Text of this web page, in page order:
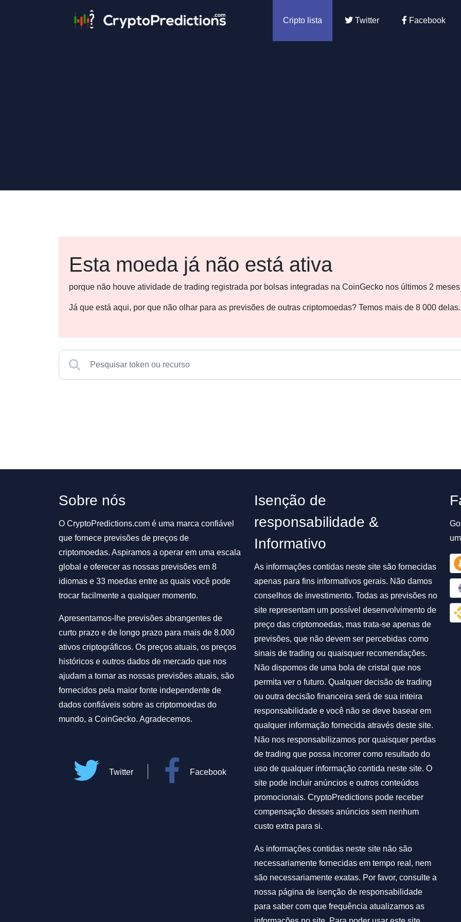
Cripto lista Twitter Facebook
Esta moeda já não está ativa
porque não houve atividade de trading registrada por bolsas integradas na CoinGecko nos últimos 2 meses
Já que está aqui, por que não olhar para as previsões de outras criptomoedas? Temos mais de 8 000 delas.
Sobre nós
O CryptoPredictions.com é uma marca confiável
que fornece previsões de preços de
criptomoedas. Aspiramos a operar em uma escala
global e oferecer as nossas previsões em 8
idiomas e 33 moedas entre as quais você pode
trocar facilmente a qualquer momento.
Apresentamos-lhe previsões abrangentes de
curto prazo e de longo prazo para mais de 8.000
ativos criptográficos. Os preços atuais, os preços
históricos e outros dados de mercado que nos
ajudam a tornar as nossas previsões atuais, são
fornecidos pela maior fonte independente de
dados confiáveis sobre as criptomoedas do
mundo, a CoinGecko. Agradecemos.
Twitter Facebook
Isenção de
responsabilidade &
Informativo
As informações contidas neste site são fornecidas
apenas para fins informativos gerais. Não damos
conselhos de investimento. Todas as previsões no
site representam um possível desenvolvimento de
preço das criptomoedas, mas trata-se apenas de
previsões, que não devem ser percebidas como
sinais de trading ou quaisquer recomendações.
Não dispomos de uma bola de cristal que nos
permita ver o futuro. Qualquer decisão de trading
ou outra decisão financeira será de sua inteira
responsabilidade e você não se deve basear em
qualquer informação fornecida através deste site.
Não nos responsabilizamos por quaisquer perdas
de trading que possa incorrer como resultado do
uso de qualquer informação contida neste site. O
site pode incluir anúncios e outros conteúdos
promocionais. CryptoPredictions pode receber
compensação desses anúncios sem nenhum
custo extra para si.
As informações contidas neste site não são
necessariamente fornecidas em tempo real, nem
são necessariamente exatas. Por favor, consulte a
nossa página de isenção de responsabilidade
para saber com que frequência atualizamos as